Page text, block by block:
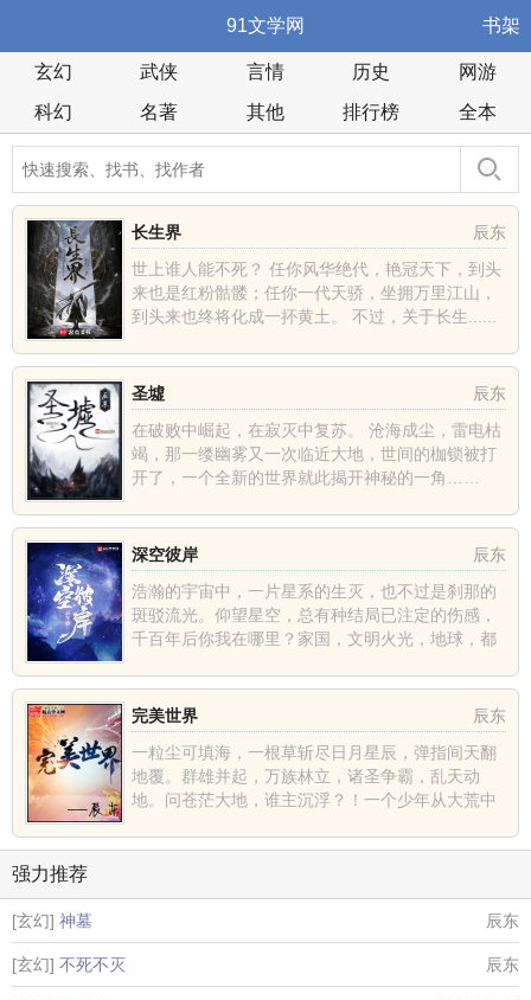
91文学网 书架
玄幻 武侠 言情 历史
网游
科幻
名著 其他 排行榜 全本
辰东
长生界
世上谁人能不死？ 任你风华绝代，艳冠天下，到头
来也是红粉骷髅；任你一代天骄，坐拥万里江山，
到头来也终将化成一抔黄土。 不过，关于长生......
辰东
圣墟
在破败中崛起，在寂灭中复苏。 沧海成尘，雷电枯
竭，那一缕幽雾又一次临近大地，世间的枷锁被打
开了，一个全新的世界就此揭开神秘的一角……
辰东
深空彼岸
浩瀚的宇宙中，一片星系的生灭，也不过是刹那的
斑驳流光。仰望星空，总有种结局已注定的伤感，
千百年后你我在哪里？家国，文明火光，地球，都
辰东
完美世界
一粒尘可填海，一根草斩尽日月星辰，弹指间天翻
地覆。群雄并起，万族林立，诸圣争霸，乱天动
地。问苍茫大地，谁主沉浮？！一个少年从大荒中
强力推荐
[玄幻] 神墓 辰东
[玄幻] 不死不灭 辰东